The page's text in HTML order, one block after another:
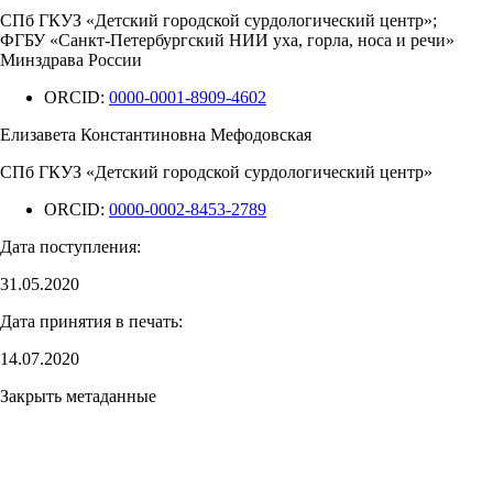
СПб ГКУЗ «Детский городской сурдологический центр»;
ФГБУ «Санкт-Петербургский НИИ уха, горла, носа и речи»
Минздрава России
ORCID: 0000-0001-8909-4602
Елизавета Константиновна Мефодовская
СПб ГКУЗ «Детский городской сурдологический центр»
ORCID: 0000-0002-8453-2789
Дата поступления:
31.05.2020
Дата принятия в печать:
14.07.2020
Закрыть метаданные